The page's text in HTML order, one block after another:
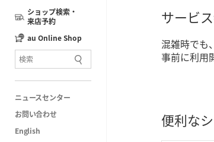
ショップ検索・
来店予約
au Online Shop
ニュースセンター
お問い合わせ
English
サービ
混雑時でも
事前に利用
便利な